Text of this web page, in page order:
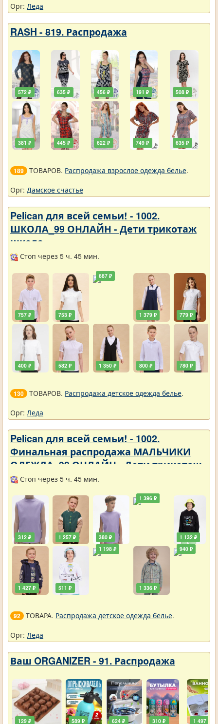
Орг: Леда
RASH - 819. Распродажа
572 ₽
381 ₽
635 ₽
445 ₽
456 ₽
622 ₽
191 ₽
749 ₽
508 ₽
635 ₽
189 ТОВАРОВ. Распродажа взрослое одежда белье.
Орг: Дамское счастье
Pelican для всей семьи! - 1002.
ШКОЛА_99 ОНЛАЙН - Дети трикотаж
школа
Стоп через 5 ч. 45 мин.
757 ₽
400 ₽
753 ₽
582 ₽
687 ₽
1 350 ₽
1 379 ₽
800 ₽
779 ₽
780 ₽
130 ТОВАРОВ. Распродажа детское одежда белье.
Орг: Леда
Pelican для всей семьи! - 1002.
Финальная распродажа МАЛЬЧИКИ
ОДЕЖДА_99 ОНЛАЙН - Дети трикотаж -
Разное
Стоп через 5 ч. 45 мин.
312 ₽
1 427 ₽
1 257 ₽
511 ₽
380 ₽
1 198 ₽
1 396 ₽
1 336 ₽
1 132 ₽
940 ₽
92 ТОВАРА. Распродажа детское одежда белье.
Орг: Леда
Ваш ORGANIZER - 91. Распродажа
129 ₽ 589 ₽ 624 ₽ 310 ₽ 1 497 ₽